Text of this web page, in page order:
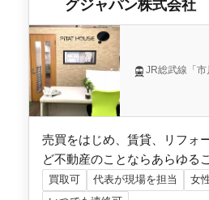
万円
千葉県鎌ヶ谷市東道野辺四丁目
階数:2階
土地面積:122㎡
株式会社ヒロリアルエステート
3,400万円
グジャパン株式会社
JR総武線「
売買をはじめ、賃貸、リフォ
ど不動産のことならあらゆる
買取可 代表が現場を担当
女